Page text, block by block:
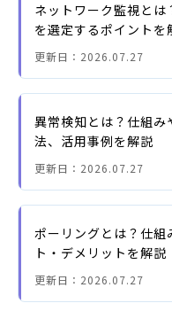
ネットワーク監視と
を選定するポイントを
更新日： 2026.07.27
異常検知とは？仕組
法、活用事例を解説
更新日： 2026.07.27
ポーリングとは？仕組
ト・デメリットを解説
更新日： 2026.07.27